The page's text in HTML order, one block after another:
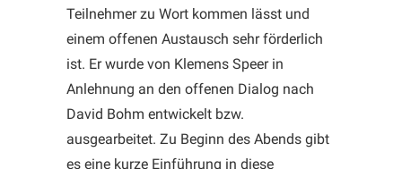
Teilnehmer zu Wort kommen lässt und
einem offenen Austausch sehr förderlich
ist. Er wurde von Klemens Speer in
Anlehnung an den offenen Dialog nach
David Bohm entwickelt bzw.
ausgearbeitet. Zu Beginn des Abends gibt
es eine kurze Einführung in diese